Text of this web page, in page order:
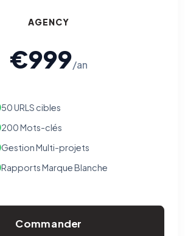
AGENCY
€999/an
50 URLS cibles
200 Mots-clés
Gestion Multi-projets
Rapports Marque Blanche
Commander